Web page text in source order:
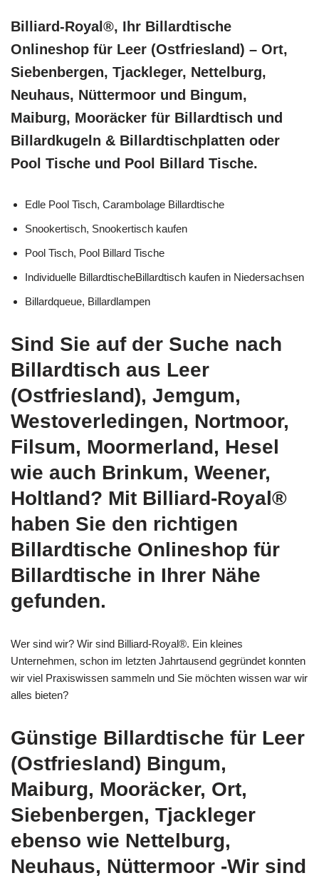
Billiard-Royal®, Ihr Billardtische
Onlineshop für Leer (Ostfriesland) – Ort,
Siebenbergen, Tjackleger, Nettelburg,
Neuhaus, Nüttermoor und Bingum,
Maiburg, Mooräcker für Billardtisch und
Billardkugeln & Billardtischplatten oder
Pool Tische und Pool Billard Tische.
Edle Pool Tisch, Carambolage Billardtische
Snookertisch, Snookertisch kaufen
Pool Tisch, Pool Billard Tische
Individuelle BillardtischeBillardtisch kaufen in Niedersachsen
Billardqueue, Billardlampen
Sind Sie auf der Suche nach
Billardtisch aus Leer
(Ostfriesland), Jemgum,
Westoverledingen, Nortmoor,
Filsum, Moormerland, Hesel
wie auch Brinkum, Weener,
Holtland? Mit Billiard-Royal®
haben Sie den richtigen
Billardtische Onlineshop für
Billardtische in Ihrer Nähe
gefunden.
Wer sind wir? Wir sind Billiard-Royal®. Ein kleines
Unternehmen, schon im letzten Jahrtausend gegründet konnten
wir viel Praxiswissen sammeln und Sie möchten wissen war wir
alles bieten?
Günstige Billardtische für Leer
(Ostfriesland) Bingum,
Maiburg, Mooräcker, Ort,
Siebenbergen, Tjackleger
ebenso wie Nettelburg,
Neuhaus, Nüttermoor -Wir sind